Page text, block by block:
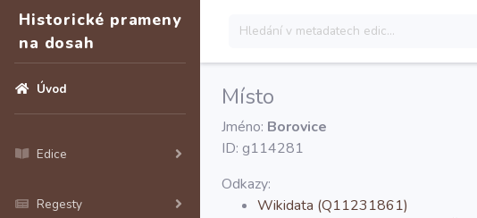
Historické prameny
na dosah
Úvod
Edice
Regesty
Místo
Jméno: Borovice
ID: g114281
Odkazy:
Wikidata (Q11231861)